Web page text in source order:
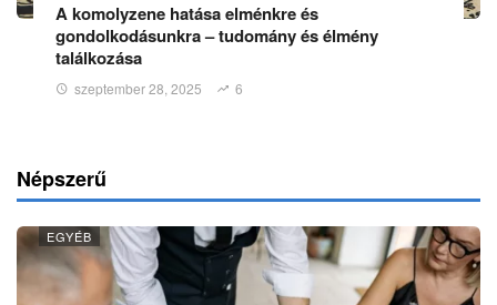
A komolyzene hatása elménkre és
gondolkodásunkra – tudomány és élmény
találkozása
szeptember 28, 2025 6
Népszerű
EGYÉB